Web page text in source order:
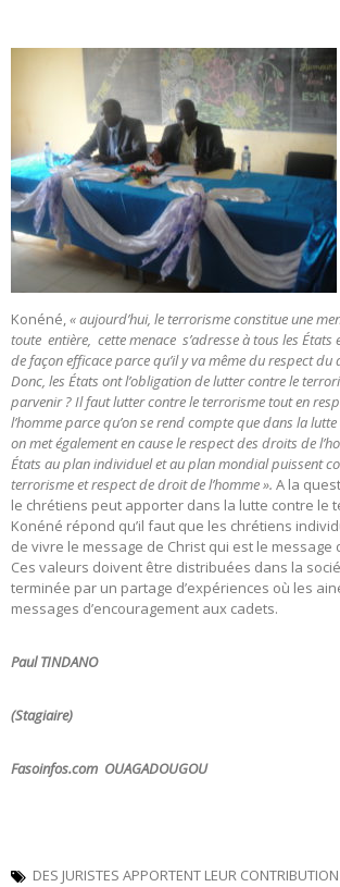
Konéné,« aujourd’hui, le terrorisme constitue une
toute entière, cette menace s’adresse à tous les
de façon efficace parce qu’il y va même du respect du
Donc, les États ont l’obligation de lutter contre le
parvenir ? Il faut lutter contre le terrorisme tout en
l’homme parce qu’on se rend compte que dans la
on met également en cause le respect des droits de
États au plan individuel et au plan mondial puissent
terrorisme et respect de droit de l’homme ». A la
le chrétiens peut apporter dans la lutte contre le
Konéné répond qu’il faut que les chrétiens
de vivre le message de Christ qui est le message
Ces valeurs doivent être distribuées dans la
terminée par un partage d’expériences où les
messages d’encouragement aux cadets.
Paul TINDANO
(Stagiaire)
Fasoinfos.com OUAGADOUGOU
DES JURISTES APPORTENT LEUR CONTRIBUTION